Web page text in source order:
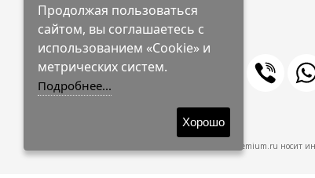
© 2009-2026 Shaik-Premium
Shaik-Premium.ru носит
Продолжая пользоваться
сайтом, вы соглашаетесь с
использованием «Cookie» и
метрических систем.
Подробнее...
Хорошо